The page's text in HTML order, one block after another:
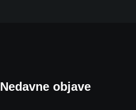
Nedavne objave